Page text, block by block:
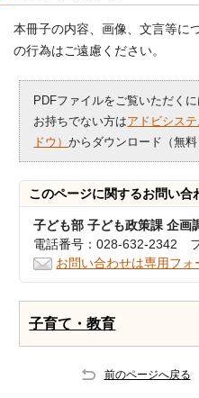
本冊子の内容、画像、文言等に
の行為はご遠慮ください。
PDFファイルをご覧いただく
お持ちでない方はアドビシス
ドウ）からダウンロード（無料
このページに関するお問い合
子ども部 子ども政策課 企画
電話番号：028-632-2342
お問い合わせは専用フォ
子育て・教育
前のページへ戻る